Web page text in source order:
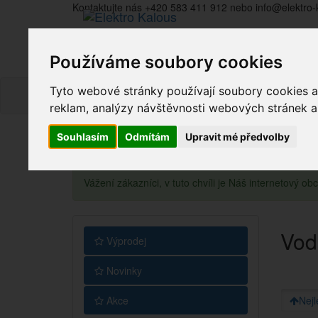
Používáme soubory cookies
Tyto webové stránky používají soubory cookies
reklam, analýzy návštěvnosti webových stránek
Souhlasím Odmítám Upravit mé předvolby
Kontaktujte nás +420 583 411 912 nebo
Vážení zákazníci, v tuto chvíli je Náš internetový
Výprodej
Novinky
Akce